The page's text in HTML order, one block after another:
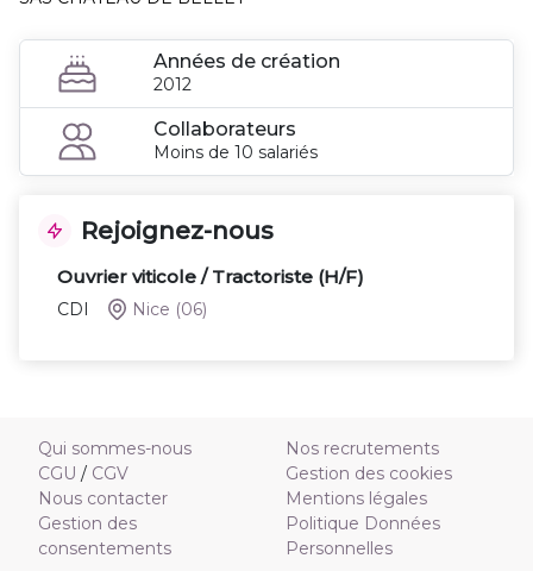
Années de création
2012
Collaborateurs
Moins de 10 salariés
Rejoignez-nous
Ouvrier viticole / Tractoriste (H/F)
CDI Nice (06)
Qui sommes-nous
CGU / CGV
Nous contacter
Gestion des
consentements
Nos recrutements
Gestion des cookies
Mentions légales
Politique Données
Personnelles